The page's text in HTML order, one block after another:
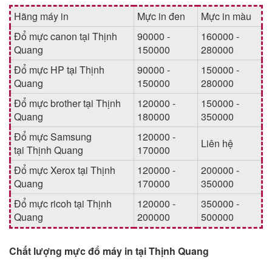
Hãng máy in
Mực in đen
Mực in màu
Đổ mực canon tại Thịnh
Quang
90000 -
150000
160000 -
280000
Đổ mực HP tại Thịnh
Quang
90000 -
150000
150000 -
280000
Đổ mực brother tại Thịnh
Quang
120000 -
180000
150000 -
350000
Đổ mực Samsung
tại Thịnh Quang
120000 -
170000
Liên hệ
Đổ mực Xerox tại Thịnh
Quang
120000 -
170000
200000 -
350000
Đổ mực ricoh tại Thịnh
Quang
120000 -
200000
350000 -
500000
Chất lượng mực đổ máy in tại Thịnh Quang